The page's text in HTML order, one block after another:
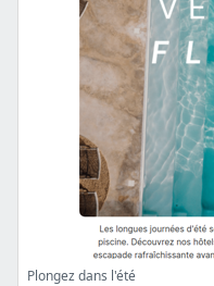
Plongez dans l'été